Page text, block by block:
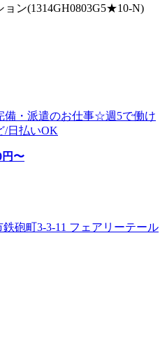
ン(1314GH0803G5★10-N)
備・派遣のお仕事☆週5で働け
/日払いOK
円〜
砲町3-3-11 フェアリーテール